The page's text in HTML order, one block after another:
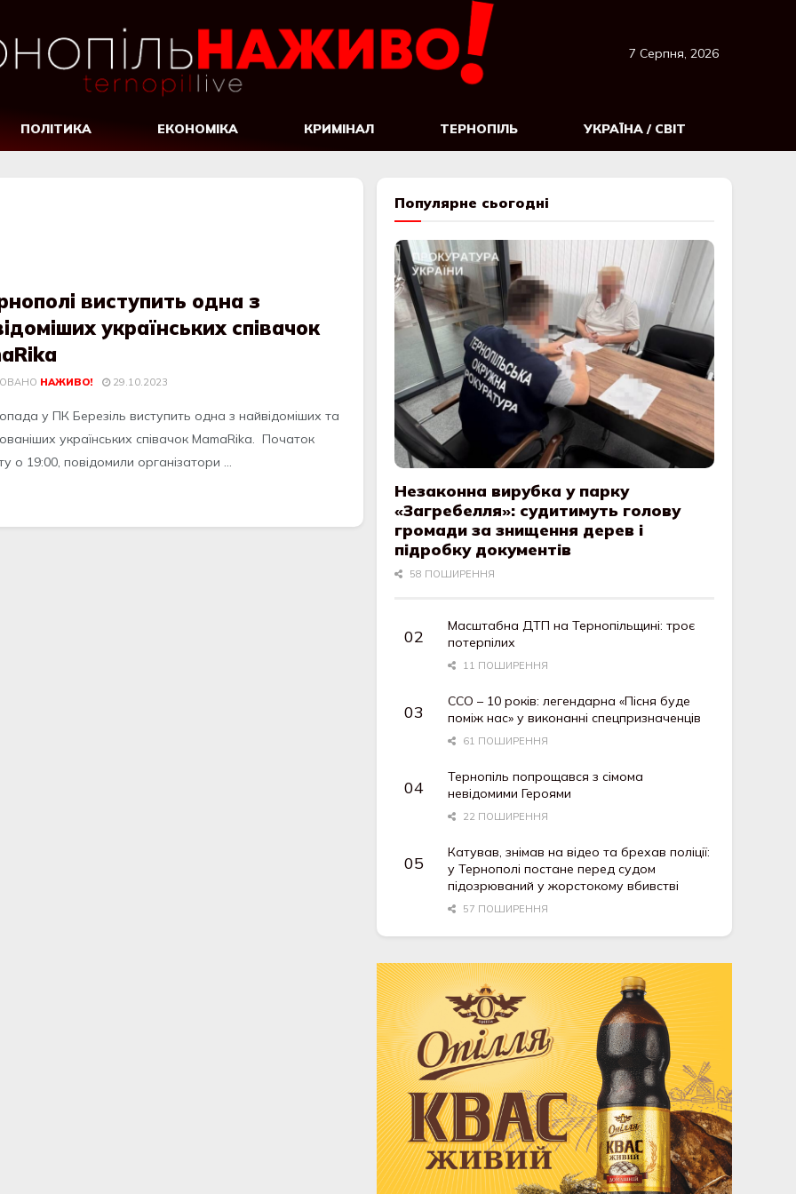
7 Серпня, 2026
ПОЛІТИКА ЕКОНОМІКА КРИМІНАЛ ТЕРНОПІЛЬ УКРАЇНА / СВІТ
виступить одна з
українських співачок
НАЖИВО! 29.10.2023
у ПК Березіль виступить одна з найвідоміших та
українських співачок MamaRika. Початок
о 19:00, повідомили організатори ...
Популярне сьогодні
Незаконна вирубка у парку
«Загребелля»: судитимуть голову
громади за знищення дерев і
підробку документів
58 ПОШИРЕННЯ
Масштабна ДТП на Тернопільщині: троє
потерпілих
11 ПОШИРЕННЯ
ССО – 10 років: легендарна «Пісня буде
поміж нас» у виконанні спецпризначенців
61 ПОШИРЕННЯ
Тернопіль попрощався з сімома
невідомими Героями
22 ПОШИРЕННЯ
Катував, знімав на відео та брехав поліції:
у Тернополі постане перед судом
підозрюваний у жорстокому вбивстві
57 ПОШИРЕННЯ